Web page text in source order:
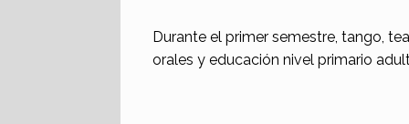
Durante el primer semestre, tango,
orales y educación nivel primario